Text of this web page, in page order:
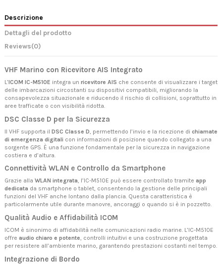
Descrizione
Dettagli del prodotto
Reviews(0)
VHF Marino con Ricevitore AIS Integrato
L’ICOM IC-M510E integra un ricevitore AIS che consente di visualizzare i target
delle imbarcazioni circostanti su dispositivi compatibili, migliorando la
consapevolezza situazionale e riducendo il rischio di collisioni, soprattutto in
aree trafficate o con visibilità ridotta.
DSC Classe D per la Sicurezza
Il VHF supporta il DSC Classe D, permettendo l’invio e la ricezione di chiamate
di emergenza digitali con informazioni di posizione quando collegato a una
sorgente GPS. È una funzione fondamentale per la sicurezza in navigazione
costiera e d’altura.
Connettività WLAN e Controllo da Smartphone
Grazie alla WLAN integrata, l’IC-M510E può essere controllato tramite app
dedicata da smartphone o tablet, consentendo la gestione delle principali
funzioni del VHF anche lontano dalla plancia. Questa caratteristica è
particolarmente utile durante manovre, ancoraggi o quando si è in pozzetto.
Qualità Audio e Affidabilità ICOM
ICOM è sinonimo di affidabilità nelle comunicazioni radio marine. L’IC-M510E
offre audio chiaro e potente, controlli intuitivi e una costruzione progettata
per resistere all’ambiente marino, garantendo prestazioni costanti nel tempo.
Integrazione di Bordo